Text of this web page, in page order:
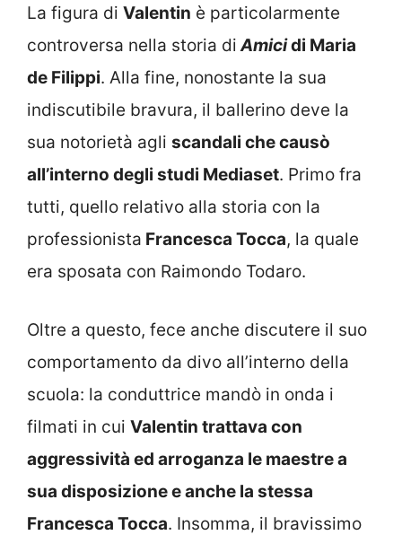
La figura di Valentin è particolarmente
controversa nella storia di Amicidi Maria
de Filippi. Alla fine, nonostante la sua
indiscutibile bravura, il ballerino deve la
sua notorietà agli scandali che causò
all’interno degli studi Mediaset. Primo fra
tutti, quello relativo alla storia con la
professionista Francesca Tocca, la quale
era sposata con Raimondo Todaro.
Oltre a questo, fece anche discutere il suo
comportamento da divo all’interno della
scuola: la conduttrice mandò in onda i
filmati in cui Valentin trattava con
aggressività ed arroganza le maestre a
sua disposizione e anche la stessa
Francesca Tocca. Insomma, il bravissimo